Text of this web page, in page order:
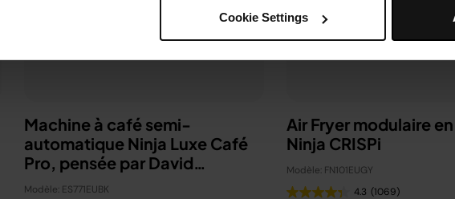
Cookie Settings
Machine à café semi-
automatique Ninja Luxe Café
Pro, pensée par David
Beckham
Modèle: ES771EUBK
Air Fryer modulaire
Ninja CRISPi
Modèle: FN101EUGY
4.3 (1069)